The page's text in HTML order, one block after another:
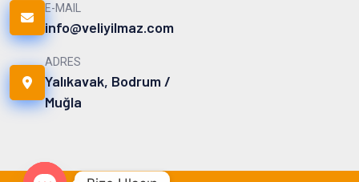
E-MAIL
info@veliyilmaz.com
ADRES
Yalıkavak, Bodrum /
Muğla